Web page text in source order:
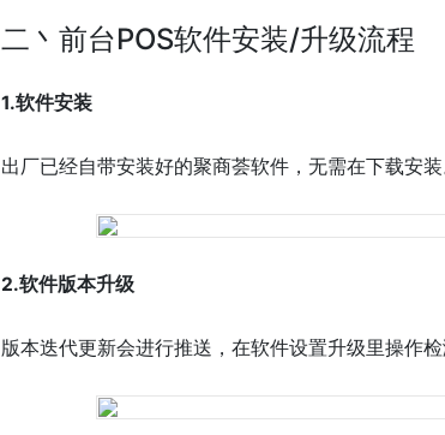
二丶前台POS软件安装/升级流程
1.软件安装
出厂已经自带安装好的聚商荟软件，无需在下载安装
2.软件版本升级
版本迭代更新会进行推送，在软件设置升级里操作检